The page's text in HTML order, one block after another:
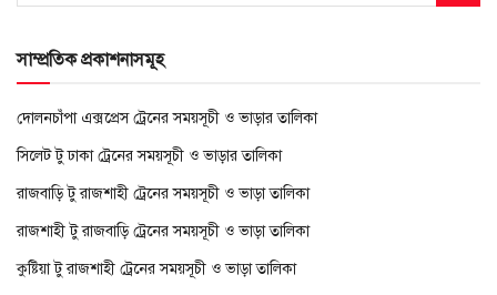
সাম্প্রতিক প্রকাশনাসমূহ
দোলনচাঁপা এক্সপ্রেস ট্রেনের সময়সূচী ও ভাড়ার তালিকা
সিলেট টু ঢাকা ট্রেনের সময়সূচী ও ভাড়ার তালিকা
রাজবাড়ি টু রাজশাহী ট্রেনের সময়সূচী ও ভাড়া তালিকা
রাজশাহী টু রাজবাড়ি ট্রেনের সময়সূচী ও ভাড়া তালিকা
কুষ্টিয়া টু রাজশাহী ট্রেনের সময়সূচী ও ভাড়া তালিকা